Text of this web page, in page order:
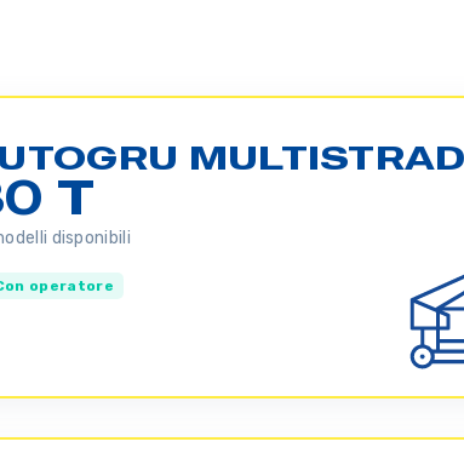
T
disponibili
operatore